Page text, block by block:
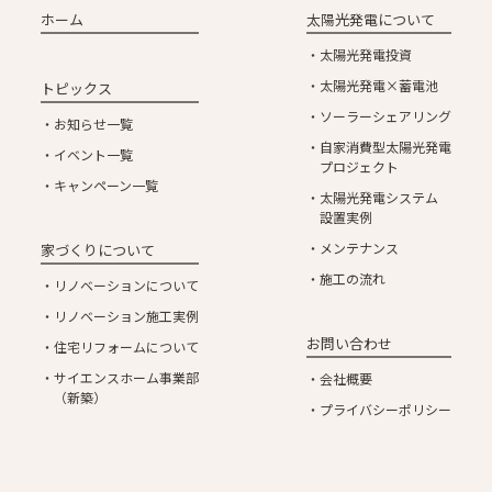
ホーム
トピックス
お知らせ一覧
イベント一覧
キャンペーン一覧
家づくりについて
リノベーションについて
リノベーション施工実例
住宅リフォームについて
サイエンスホーム事業部
（新築）
太陽光発電について
太陽光発電投資
太陽光発電×蓄電池
ソーラーシェアリング
自家消費型太陽光発電
プロジェクト
太陽光発電システム
設置実例
メンテナンス
施工の流れ
お問い合わせ
会社概要
プライバシーポリシー